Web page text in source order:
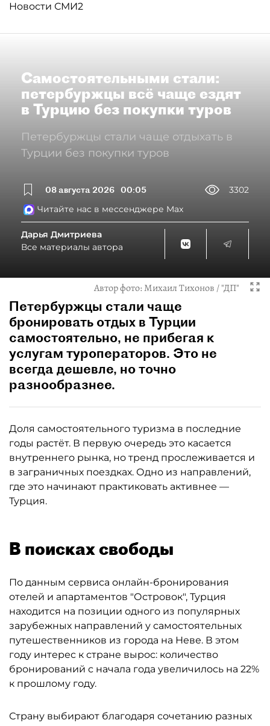
Новости СМИ2
Самостоятельными стали:
петербуржцы всё чаще ездят
в Турцию без покупки туров
Петербуржцы стали чаще отдыхать в
Турции без покупки туров
08 августа 2026 00:05
3302
Читайте нас в мессенджере Max
Дарья Дмитриева
Все материалы автора
Автор фото:Михаил Тихонов / "ДП"
Петербуржцы стали чаще
бронировать отдых в Турции
самостоятельно, не прибегая к
услугам туроператоров. Это не
всегда дешевле, но точно
разнообразнее.
Доля самостоятельного туризма в последние
годы растёт. В первую очередь это касается
внутреннего рынка, но тренд прослеживается и
в заграничных поездках. Одно из направлений,
где это начинают практиковать активнее —
Турция.
В поисках свободы
По данным сервиса онлайн-бронирования
отелей и апартаментов "Островок", Турция
находится на позиции одного из популярных
зарубежных направлений у самостоятельных
путешественников из города на Неве. В этом
году интерес к стране вырос: количество
бронирований с начала года увеличилось на 22%
к прошлому году.
Страну выбирают благодаря сочетанию разных